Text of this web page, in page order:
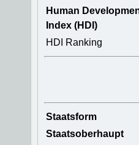
Human
Index (HDI)
HDI Ranking
Staatsform
Staatsoberhaupt